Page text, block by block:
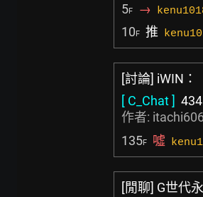
5F →
10F 推
[討論] iWIN：
[ C_Chat ] 434
作者:
135F 噓
[閒聊] G世代